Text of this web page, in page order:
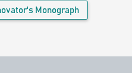
Monograph